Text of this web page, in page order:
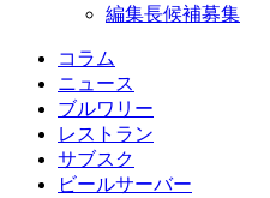
編集長候補募集
コラム
ニュース
ブルワリー
レストラン
サブスク
ビールサーバー